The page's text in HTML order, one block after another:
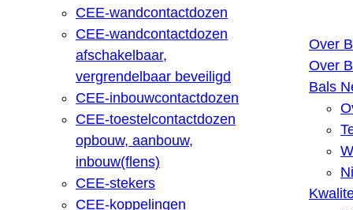
CEE-wandcontactdozen
CEE-wandcontactdozen
afschakelbaar,
vergrendelbaar beveiligd
CEE-inbouwcontactdozen
CEE-toestelcontactdozen
opbouw, aanbouw,
inbouw(flens)
CEE-stekers
CEE-koppelingen
Over
Over
Bals